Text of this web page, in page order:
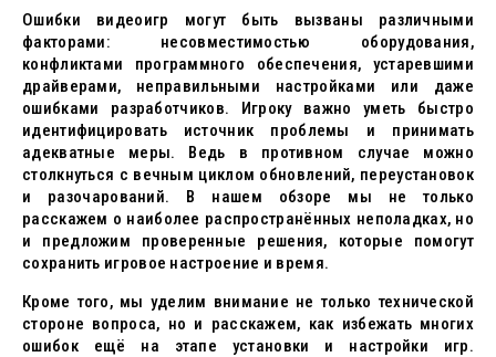
Ошибки видеоигр могут быть вызваны различными
факторами: несовместимостью оборудования,
конфликтами программного обеспечения, устаревшими
драйверами, неправильными настройками или даже
ошибками разработчиков. Игроку важно уметь быстро
идентифицировать источник проблемы и принимать
адекватные меры. Ведь в противном случае можно
столкнуться с вечным циклом обновлений, переустановок
и разочарований. В нашем обзоре мы не только
расскажем о наиболее распространённых неполадках, но
и предложим проверенные решения, которые помогут
сохранить игровое настроение и время.
Кроме того, мы уделим внимание не только технической
стороне вопроса, но и расскажем, как избежать многих
ошибок ещё на этапе установки и настройки игр.